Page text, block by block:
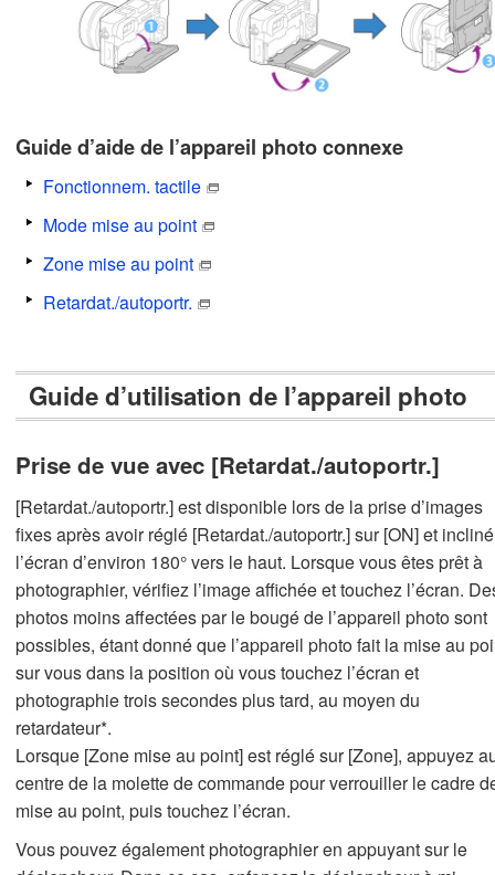
Guide d’aide de l’appareil photo connexe
Fonctionnem. tactile
Mode mise au point
Zone mise au point
Retardat./autoportr.
Guide d’utilisation de l’appareil photo
Prise de vue avec [Retardat./autoportr.]
[Retardat./autoportr.] est disponible lors de la prise d’images
fixes après avoir réglé [Retardat./autoportr.] sur [ON] et incliné
l’écran d’environ 180° vers le haut. Lorsque vous êtes prêt à
photographier, vérifiez l’image affichée et touchez l’écran.
photos moins affectées par le bougé de l’appareil photo sont
possibles, étant donné que l’appareil photo fait la mise au
sur vous dans la position où vous touchez l’écran et
photographie trois secondes plus tard, au moyen du
retardateur*.
Lorsque [Zone mise au point] est réglé sur [Zone], appuyez
centre de la molette de commande pour verrouiller le cadre
mise au point, puis touchez l’écran.
Vous pouvez également photographier en appuyant sur le